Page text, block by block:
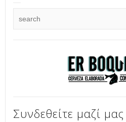
Συνδεθείτε μαζί μας